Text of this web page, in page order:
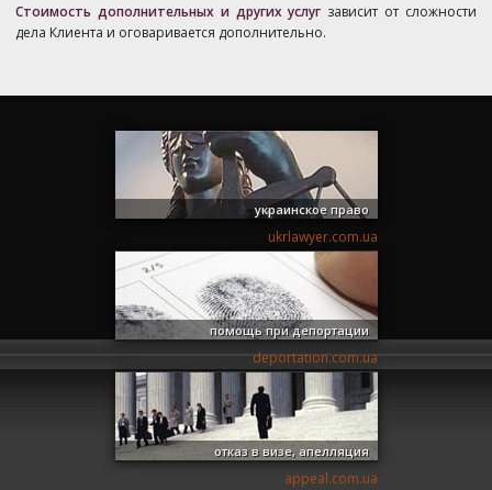
Стоимость дополнительных и других услуг зависит от сложности
дела Клиента и оговаривается дополнительно.
украинское право
ukrlawyer.com.ua
помощь при депортации
deportation.com.ua
отказ в визе, апелляция
appeal.com.ua